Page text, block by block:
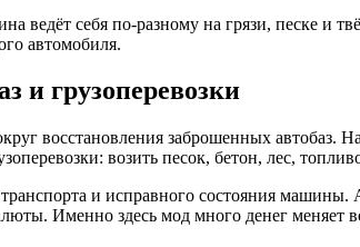
ведёт себя по-разному на грязи, песке
автомобиля.
и грузоперевозки
восстановления заброшенных
возить песок, бетон, лес,
и исправного состояния
Именно здесь мод много денег меняет